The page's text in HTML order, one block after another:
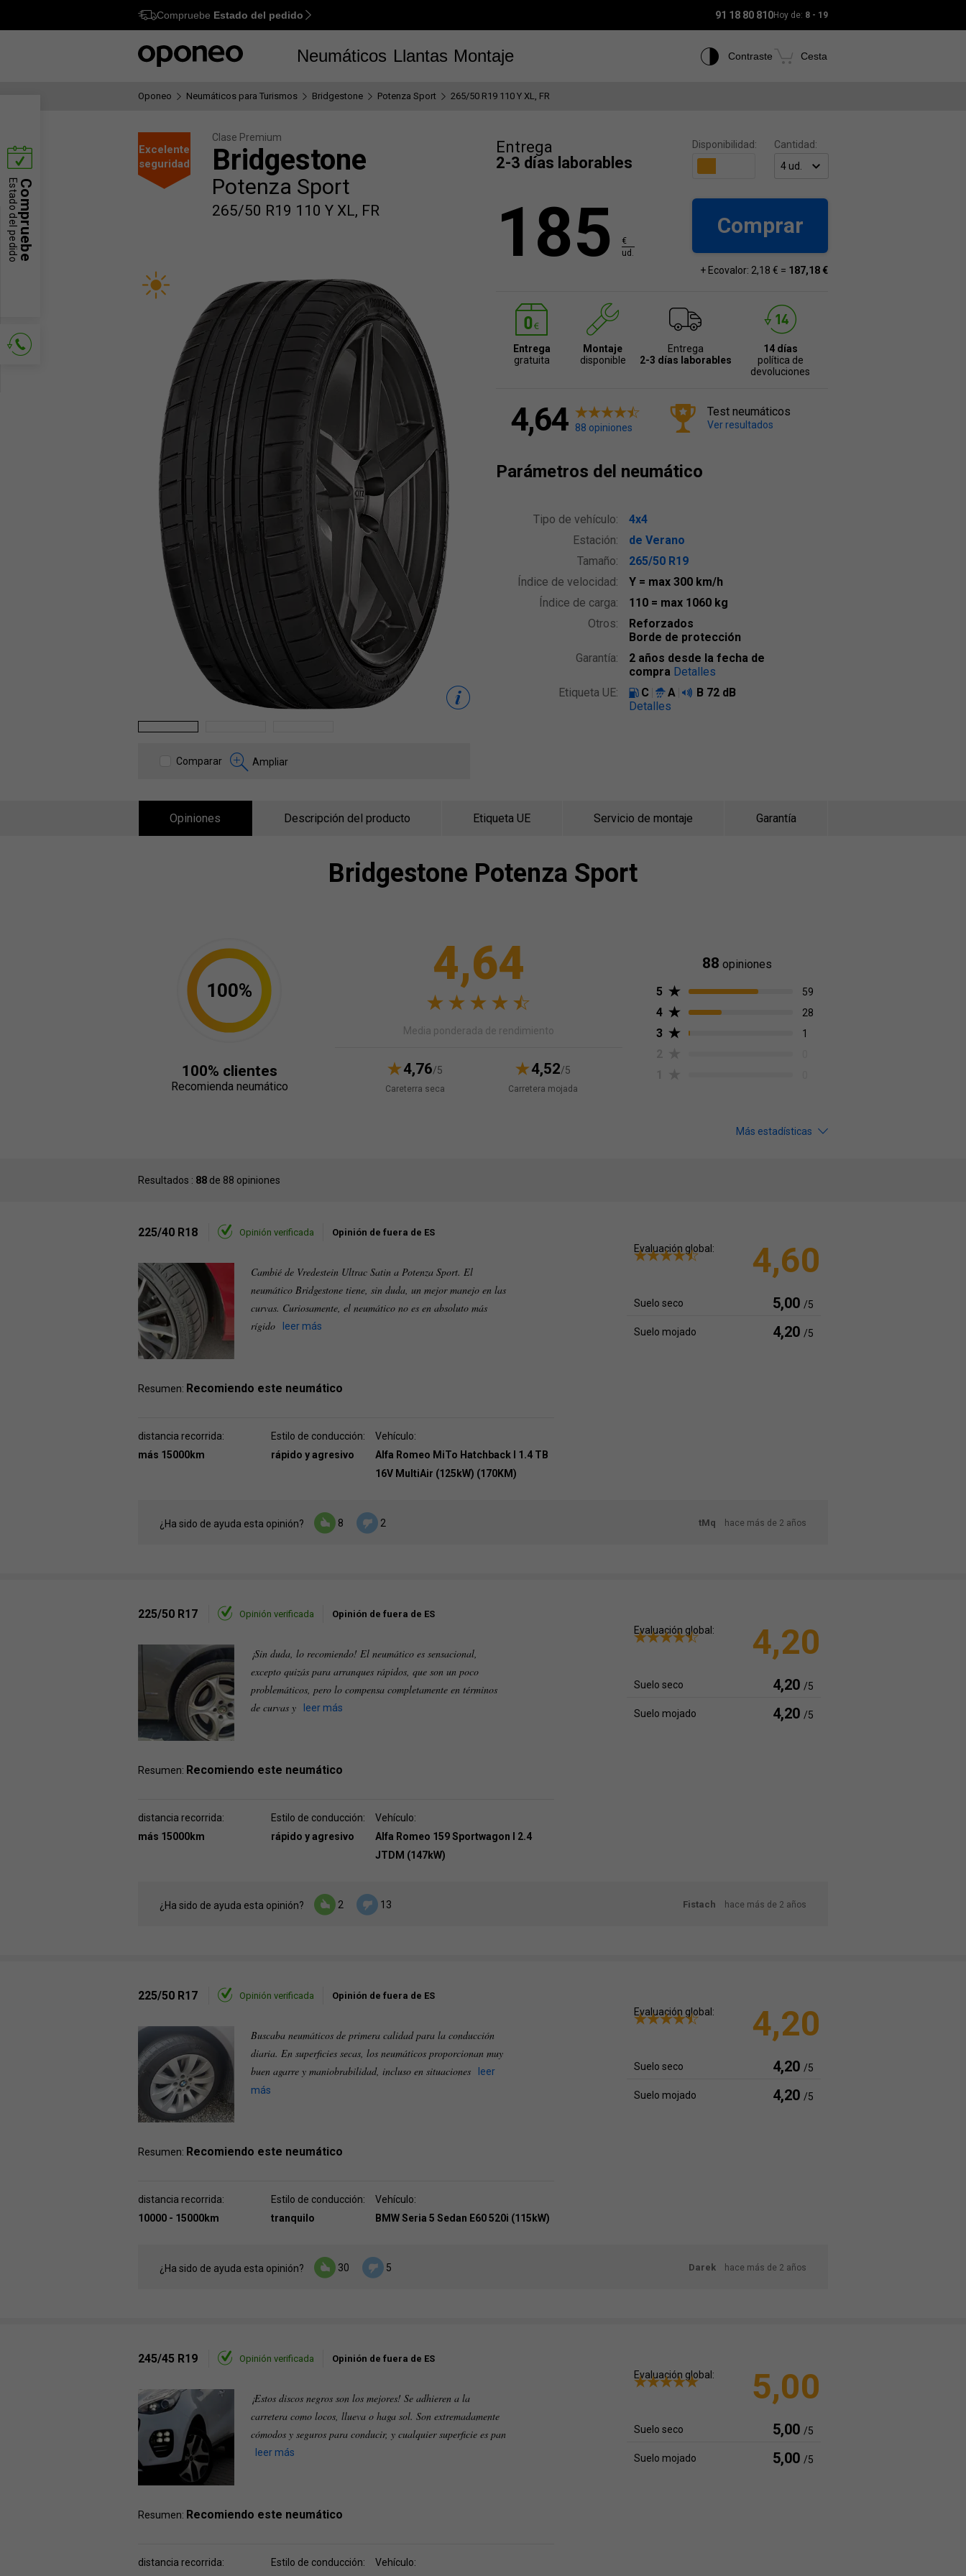
Ctrl M
Compruebe Estado del pedido 91 18 80 810Hoy de: 8 - 19
Neumáticos Llantas Montaje Contraste Cesta
Oponeo Neumáticos para Turismos Bridgestone Potenza Sport 265/50 R19 110 Y XL, FR
Excelente
seguridad
Clase Premium
Bridgestone
Potenza Sport
265/50 R19 110 Y XL, FR
Comparar Ampliar
Entrega
2-3 días laborables
Disponibilidad: Cantidad:
185
€
ud.
Comprar
+ Ecovalor: 2,18 € = 187,18 €
Entrega
gratuita
Montaje
disponible
Entrega
2-3 días laborables
14 días
política de
devoluciones
4,64 88 opiniones
Test neumáticos
Ver resultados
Parámetros del neumático
Tipo de vehículo:
4x4
Estación:
de Verano
Tamaño:
265/50 R19
Índice de velocidad:
Y = max 300 km/h
Índice de carga:
110 = max 1060 kg
Otros:
Reforzados
Borde de protección
Garantía:
2 años desde la fecha de
compra Detalles
Etiqueta UE:
C A B 72 dB
Detalles
Opiniones Descripción del producto Etiqueta UE Servicio de montaje Garantía
Bridgestone Potenza Sport
4,64
Media ponderada de rendimiento
4,76/5
Careterra seca
4,52/5
Carretera mojada
100%
100% clientes
Recomienda neumático
88 opiniones
5
59
4 28
3 1
Más estadísticas
Resultados : 88 de 88 opiniones
225/40 R18 Opinión verificada Opinión de fuera de ES
Cambié de Vredestein Ultrac Satin a Potenza Sport. El
neumático Bridgestone tiene, sin duda, un mejor manejo en las
curvas. Curiosamente, el neumático no es en absoluto más
rígido
leer más
Resumen: Recomiendo este neumático
distancia recorrida:
más 15000km
Estilo de conducción:
rápido y agresivo
Vehículo:
Alfa Romeo MiTo Hatchback I 1.4 TB
16V MultiAir (125kW) (170KM)
Evaluación global: 4,60
Suelo seco 5,00 /5
Suelo mojado 4,20 /5
¿Ha sido de ayuda esta opinión? 8 2 tMq hace más de 2 años
225/50 R17 Opinión verificada Opinión de fuera de ES
¡Sin duda, lo recomiendo! El neumático es sensacional,
excepto quizás para arranques rápidos, que son un poco
problemáticos, pero lo compensa completamente en términos
de curvas y
leer más
Resumen: Recomiendo este neumático
distancia recorrida:
más 15000km
Estilo de conducción:
rápido y agresivo
Vehículo:
Alfa Romeo 159 Sportwagon I 2.4
JTDM (147kW)
Evaluación global: 4,20
Suelo seco 4,20 /5
Suelo mojado 4,20 /5
¿Ha sido de ayuda esta opinión? 2 13 Fistach hace más de 2 años
225/50 R17 Opinión verificada Opinión de fuera de ES
Buscaba neumáticos de primera calidad para la conducción
diaria. En superficies secas, los neumáticos proporcionan muy
buen agarre y maniobrabilidad, incluso en situaciones
leer
más
Resumen: Recomiendo este neumático
distancia recorrida:
10000 - 15000km
Estilo de conducción:
tranquilo
Vehículo:
BMW Seria 5 Sedan E60 520i (115kW)
Evaluación global: 4,20
Suelo seco 4,20 /5
Suelo mojado 4,20 /5
¿Ha sido de ayuda esta opinión? 30 5 Darek hace más de 2 años
245/45 R19 Opinión verificada Opinión de fuera de ES
¡Estos discos negros son los mejores! Se adhieren a la
carretera como locos, llueva o haga sol. Son extremadamente
cómodos y seguros para conducir, y cualquier superficie es pan
leer más
Resumen: Recomiendo este neumático
distancia recorrida:
Estilo de conducción:
Vehículo:
Evaluación global: 5,00
Suelo seco 5,00 /5
Suelo mojado 5,00 /5
Compruebe
Estado del pedido